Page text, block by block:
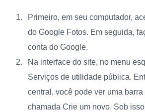
Primeiro, em seu computador,
do Google Fotos. Em seguida,
conta do Google.
Na interface do site, no menu
Serviços de utilidade pública.
central, você pode ver uma barra
chamada Crie um novo. Sob